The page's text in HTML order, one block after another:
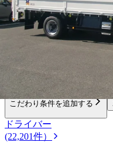
勤務エリア
都道府県を変更
長崎県 の市区町村を選ぶ
こだわり条件を追加する
ドライバー
(22,201件）